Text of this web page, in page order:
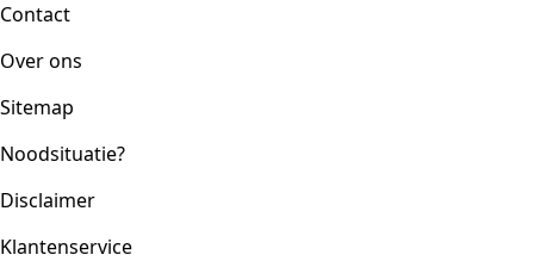
Contact
Over ons
Sitemap
Noodsituatie?
Disclaimer
Klantenservice